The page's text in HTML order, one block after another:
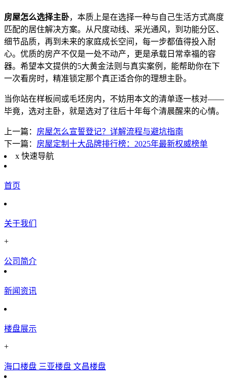
房屋怎么选择主卧，本质上是在选择一种与自己生活方式高度
匹配的居住解决方案。从尺度动线、采光通风，到功能分区、
细节品质，再到未来的家庭成长空间，每一步都值得投入耐
心。优质的房产不仅是一处不动产，更是承载日常幸福的容
器。希望本文提供的5大黄金法则与真实案例，能帮助你在下
一次看房时，精准锁定那个真正适合你的理想主卧。
当你站在样板间或毛坯房内，不妨用本文的清单逐一核对——
毕竟，选对主卧，就是选对了往后十年每个清晨醒来的心情。
上一篇： 房屋怎么宣誓登记？详解流程与避坑指南
下一篇： 房屋定制十大品牌排行榜：2025年最新权威榜单
x 快速导航
首页
关于我们
+
公司简介
新闻资讯
楼盘展示
+
海口楼盘 三亚楼盘 文昌楼盘